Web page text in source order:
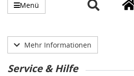
Menü
Mehr Informationen
Service & Hilfe